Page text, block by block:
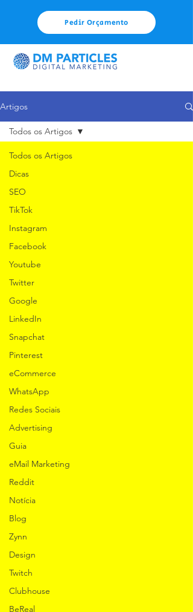
Pedir Orçamento
Artigos
Todos os Artigos
Dicas
SEO
TikTok
Instagram
Facebook
Youtube
Twitter
Google
LinkedIn
Snapchat
Pinterest
eCommerce
WhatsApp
Redes Sociais
Advertising
Guia
eMail Marketing
Reddit
Notícia
Blog
Zynn
Design
Twitch
Clubhouse
BeReal
Todos os Artigos